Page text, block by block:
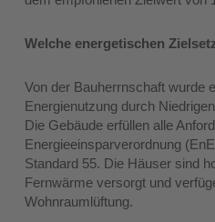
Welche energetischen
Von der Bauherrnschaft wurde
Energienutzung durch
Die Gebäude erfüllen alle
Energieeinsparverordnung
Standard 55. Die Häuser sind
Fernwärme versorgt und
Wohnraumlüftung.